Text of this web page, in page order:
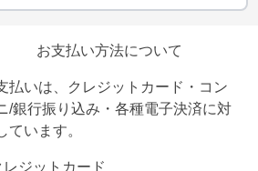
お支払い方法について
払いは、クレジットカード・コン
/銀行振り込み・各種電子決済に対
ています。
レジットカード